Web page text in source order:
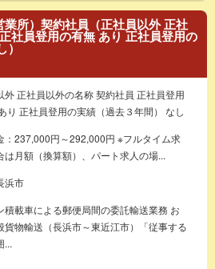
業所）契約社員（正社員以外 正社
社員登用の有無 あり 正社員登用の
）
外 正社員以外の名称 契約社員 正社員登用
り 正社員登用の実績（過去３年間） なし
：237,000円～292,000円 ※フルタイム求
は月額（換算額）、パート求人の場...
浜市
積載車による郵便局間の委託輸送業務 お
貨物輸送（長浜市～東近江市）「従事する
...